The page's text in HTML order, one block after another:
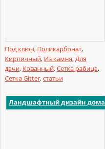
Под ключ, Поликарбонат,
Кирпичный, Из камня,Для
дачи, Кованный,Сетка рабица,
Сетка Gitter,статьи
Ландшафтный дизайн дома